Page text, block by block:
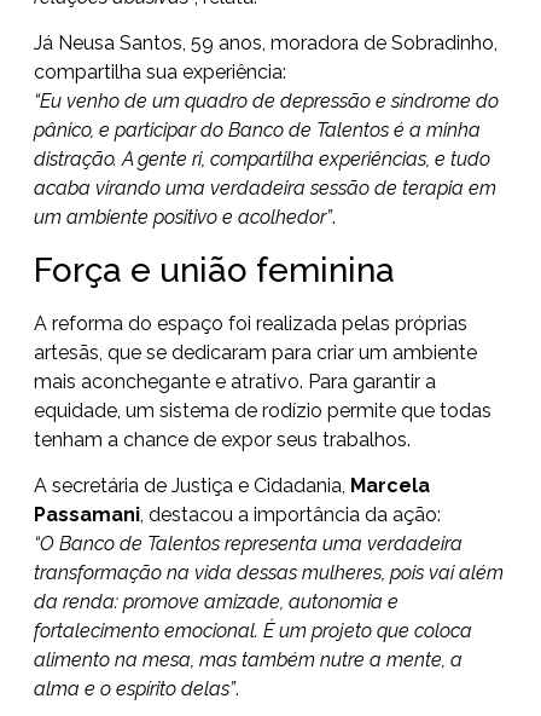
Já Neusa Santos, 59 anos, moradora de Sobradinho,
compartilha sua experiência:
“Eu venho de um quadro de depressão e síndrome do
pânico, e participar do Banco de Talentos é a minha
distração. A gente ri, compartilha experiências, e tudo
acaba virando uma verdadeira sessão de terapia em
um ambiente positivo e acolhedor”.
Força e união feminina
A reforma do espaço foi realizada pelas próprias
artesãs, que se dedicaram para criar um ambiente
mais aconchegante e atrativo. Para garantir a
equidade, um sistema de rodízio permite que todas
tenham a chance de expor seus trabalhos.
A secretária de Justiça e Cidadania, Marcela
Passamani, destacou a importância da ação:
“O Banco de Talentos representa uma verdadeira
transformação na vida dessas mulheres, pois vai além
da renda: promove amizade, autonomia e
fortalecimento emocional. É um projeto que coloca
alimento na mesa, mas também nutre a mente, a
alma e o espírito delas”.